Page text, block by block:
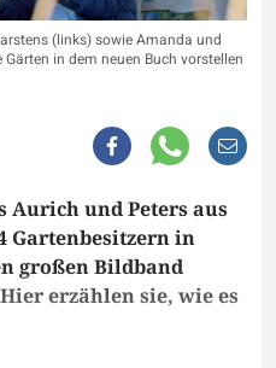
(links) sowie Amanda und
in dem neuen Buch vorstellen
Aurich und Peters aus
Gartenbesitzern in
großen Bildband
erzählen sie, wie es